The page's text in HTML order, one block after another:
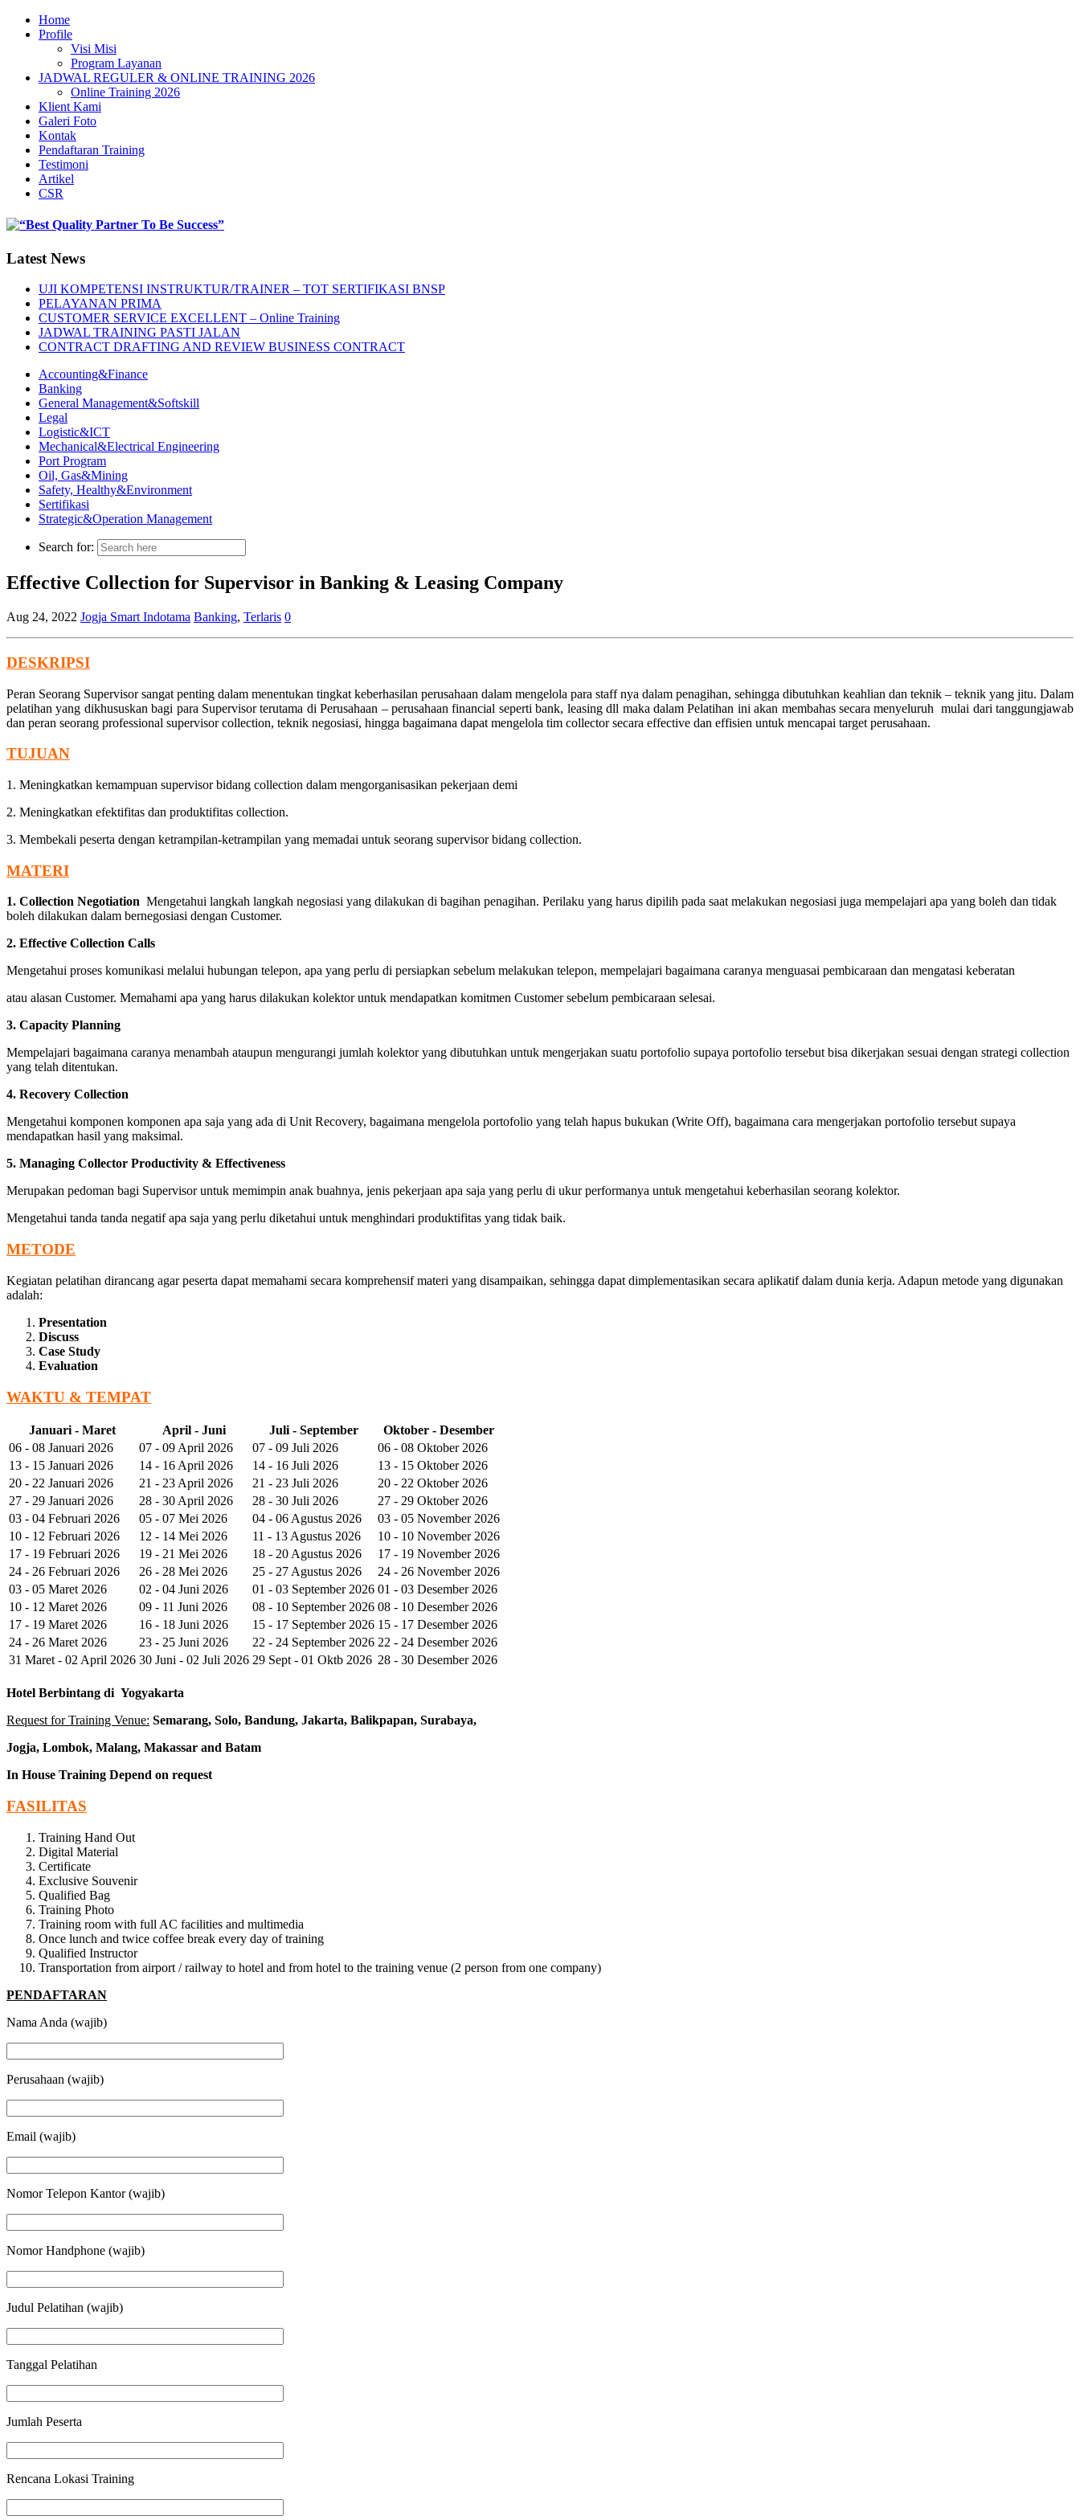
Home
Profile
Visi Misi
Program Layanan
JADWAL REGULER & ONLINE TRAINING 2026
Online Training 2026
Klient Kami
Galeri Foto
Kontak
Pendaftaran Training
Testimoni
Artikel
CSR
Latest News
UJI KOMPETENSI INSTRUKTUR/TRAINER – TOT SERTIFIKASI BNSP
PELAYANAN PRIMA
CUSTOMER SERVICE EXCELLENT – Online Training
JADWAL TRAINING PASTI JALAN
CONTRACT DRAFTING AND REVIEW BUSINESS CONTRACT
Accounting&Finance
Banking
General Management&Softskill
Legal
Logistic&ICT
Mechanical&Electrical Engineering
Port Program
Oil, Gas&Mining
Safety, Healthy&Environment
Sertifikasi
Strategic&Operation Management
Search for:
Effective Collection for Supervisor in Banking & Leasing Company
Aug 24, 2022 Jogja Smart Indotama Banking, Terlaris 0
DESKRIPSI
Peran Seorang Supervisor sangat penting dalam menentukan tingkat keberhasilan perusahaan dalam mengelola para staff nya dalam penagihan, sehingga dibutuhkan keahlian dan teknik – teknik yang jitu. Dalam
pelatihan yang dikhususkan bagi para Supervisor terutama di Perusahaan – perusahaan financial seperti bank, leasing dll maka dalam Pelatihan ini akan membahas secara menyeluruh mulai dari tanggungjawab
dan peran seorang professional supervisor collection, teknik negosiasi, hingga bagaimana dapat mengelola tim collector secara effective dan effisien untuk mencapai target perusahaan.
TUJUAN
1. Meningkatkan kemampuan supervisor bidang collection dalam mengorganisasikan pekerjaan demi
2. Meningkatkan efektifitas dan produktifitas collection.
3. Membekali peserta dengan ketrampilan-ketrampilan yang memadai untuk seorang supervisor bidang collection.
MATERI
1. Collection Negotiation Mengetahui langkah langkah negosiasi yang dilakukan di bagihan penagihan. Perilaku yang harus dipilih pada saat melakukan negosiasi juga mempelajari apa yang boleh dan tidak
boleh dilakukan dalam bernegosiasi dengan Customer.
2. Effective Collection Calls
Mengetahui proses komunikasi melalui hubungan telepon, apa yang perlu di persiapkan sebelum melakukan telepon, mempelajari bagaimana caranya menguasai pembicaraan dan mengatasi keberatan
atau alasan Customer. Memahami apa yang harus dilakukan kolektor untuk mendapatkan komitmen Customer sebelum pembicaraan selesai.
3. Capacity Planning
Mempelajari bagaimana caranya menambah ataupun mengurangi jumlah kolektor yang dibutuhkan untuk mengerjakan suatu portofolio supaya portofolio tersebut bisa dikerjakan sesuai dengan strategi collection
yang telah ditentukan.
4. Recovery Collection
Mengetahui komponen komponen apa saja yang ada di Unit Recovery, bagaimana mengelola portofolio yang telah hapus bukukan (Write Off), bagaimana cara mengerjakan portofolio tersebut supaya
mendapatkan hasil yang maksimal.
5. Managing Collector Productivity & Effectiveness
Merupakan pedoman bagi Supervisor untuk memimpin anak buahnya, jenis pekerjaan apa saja yang perlu di ukur performanya untuk mengetahui keberhasilan seorang kolektor.
Mengetahui tanda tanda negatif apa saja yang perlu diketahui untuk menghindari produktifitas yang tidak baik.
METODE
Kegiatan pelatihan dirancang agar peserta dapat memahami secara komprehensif materi yang disampaikan, sehingga dapat dimplementasikan secara aplikatif dalam dunia kerja. Adapun metode yang digunakan
adalah:
Presentation
Discuss
Case Study
Evaluation
WAKTU & TEMPAT
Januari - Maret April - Juni Juli - September
Oktober - Desember
06 - 08 Januari 2026
07 - 09 April 2026 07 - 09 Juli 2026
06 - 08 Oktober 2026
13 - 15 Januari 2026
14 - 16 April 2026 14 - 16 Juli 2026
13 - 15 Oktober 2026
20 - 22 Januari 2026
21 - 23 April 2026 21 - 23 Juli 2026
20 - 22 Oktober 2026
27 - 29 Januari 2026
28 - 30 April 2026 28 - 30 Juli 2026
27 - 29 Oktober 2026
03 - 04 Februari 2026
05 - 07 Mei 2026 04 - 06 Agustus 2026
03 - 05 November 2026
10 - 12 Februari 2026
12 - 14 Mei 2026 11 - 13 Agustus 2026
10 - 10 November 2026
17 - 19 Februari 2026
19 - 21 Mei 2026 18 - 20 Agustus 2026
17 - 19 November 2026
24 - 26 Februari 2026
26 - 28 Mei 2026 25 - 27 Agustus 2026
24 - 26 November 2026
03 - 05 Maret 2026
02 - 04 Juni 2026 01 - 03 September 2026 01 - 03 Desember 2026
10 - 12 Maret 2026
09 - 11 Juni 2026 08 - 10 September 2026 08 - 10 Desember 2026
17 - 19 Maret 2026
16 - 18 Juni 2026 15 - 17 September 2026 15 - 17 Desember 2026
24 - 26 Maret 2026
23 - 25 Juni 2026 22 - 24 September 2026 22 - 24 Desember 2026
31 Maret - 02 April 2026 30 Juni - 02 Juli 2026 29 Sept - 01 Oktb 2026 28 - 30 Desember 2026
Hotel Berbintang di Yogyakarta
Request for Training Venue: Semarang, Solo, Bandung, Jakarta, Balikpapan, Surabaya,
Jogja, Lombok, Malang, Makassar and Batam
In House Training Depend on request
FASILITAS
Training Hand Out
Digital Material
Certificate
Exclusive Souvenir
Qualified Bag
Training Photo
Training room with full AC facilities and multimedia
Once lunch and twice coffee break every day of training
Qualified Instructor
Transportation from airport / railway to hotel and from hotel to the training venue (2 person from one company)
PENDAFTARAN
Nama Anda (wajib)
Perusahaan (wajib)
Email (wajib)
Nomor Telepon Kantor (wajib)
Nomor Handphone (wajib)
Judul Pelatihan (wajib)
Tanggal Pelatihan
Jumlah Peserta
Rencana Lokasi Training